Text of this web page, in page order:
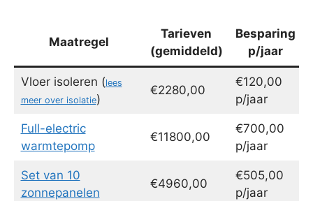
Maatregel
Tarieven
(gemiddeld)
Besparing
p/jaar
Vloer isoleren (lees
meer over isolatie)
€2280,00
€120,00
p/jaar
Full-electric
warmtepomp
€11800,00
€700,00
p/jaar
Set van 10
zonnepanelen
€4960,00
€505,00
p/jaar